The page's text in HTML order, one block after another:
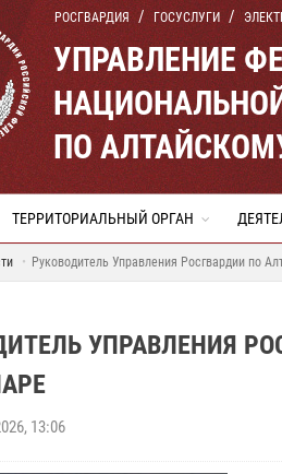
РОСГВАРДИЯ ГОСУСЛУГИ
УПРАВЛЕНИЕ
ПО
ТЕРРИТОРИАЛЬНЫЙ ОРГАН
Руководитель Управления Росгвардии по
УПРАВЛЕНИЯ
13:06